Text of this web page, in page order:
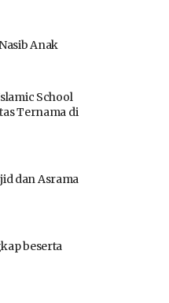
Anak
School
Ternama di
dan Asrama
beserta